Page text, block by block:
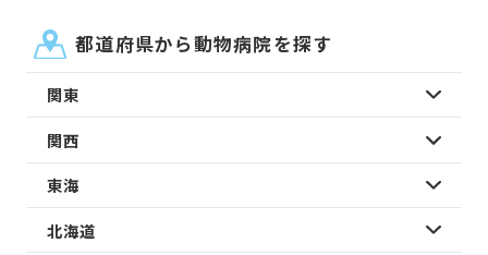
都道府県から動物病院を探す
関東
関西
東海
北海道